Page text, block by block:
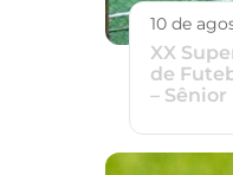
10 de
XX
de
– Sênior